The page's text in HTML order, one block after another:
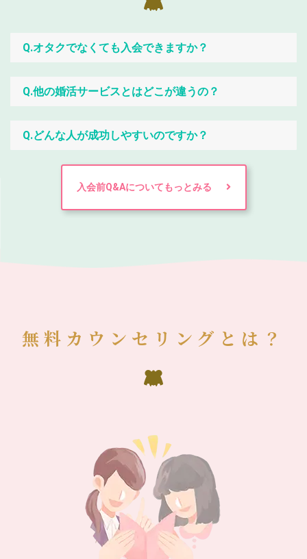
Q.オタクでなくても入会できますか？
Q.他の婚活サービスとはどこが違うの？
Q.どんな人が成功しやすいのですか？
入会前Q&Aについてもっとみる
無料カウンセリングとは？